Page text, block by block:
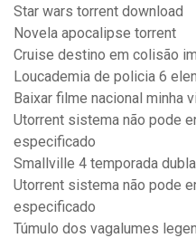
Star wars torrent download
Novela apocalipse torrent
Cruise destino em colisão
Loucademia de policia 6
Baixar filme nacional minha
Utorrent sistema não pode
especificado
Smallville 4 temporada
Utorrent sistema não pode
especificado
Túmulo dos vagalumes